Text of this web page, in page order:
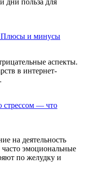
дни польза для
Плюсы и минусы
аспекты.
в интернет-
стрессом — что
на деятельность
эмоциональные
по желудку и